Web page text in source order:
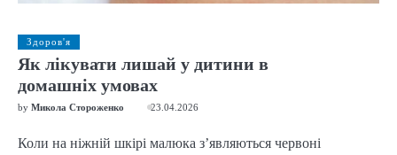
Здоров'я
Як лікувати лишай у дитини в
домашніх умовах
by Микола Стороженко 23.04.2026
Коли на ніжній шкірі малюка з’являються червоні